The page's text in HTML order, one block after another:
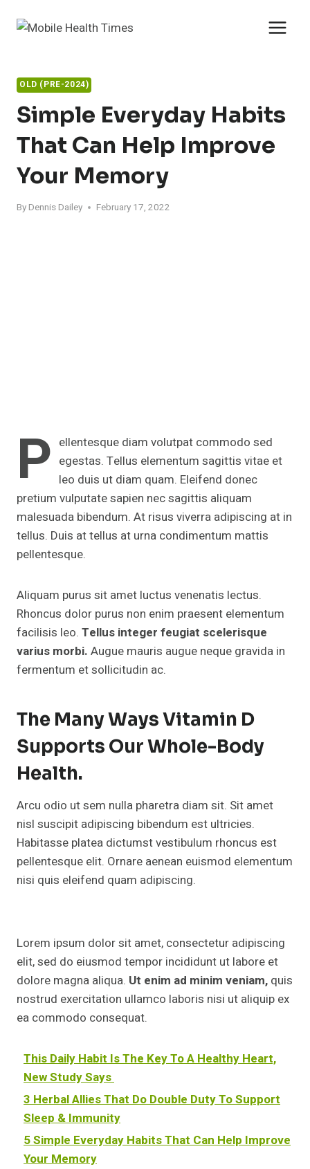
OLD (PRE-2024)
Simple Everyday Habits
That Can Help Improve
Your Memory
By Dennis Dailey February 17, 2022
P ellentesque diam volutpat commodo sed
egestas. Tellus elementum sagittis vitae et
leo duis ut diam quam. Eleifend donec
pretium vulputate sapien nec sagittis aliquam
malesuada bibendum. At risus viverra adipiscing at in
tellus. Duis at tellus at urna condimentum mattis
pellentesque.
Aliquam purus sit amet luctus venenatis lectus.
Rhoncus dolor purus non enim praesent elementum
facilisis leo. Tellus integer feugiat scelerisque
varius morbi. Augue mauris augue neque gravida in
fermentum et sollicitudin ac.
The Many Ways Vitamin D
Supports Our Whole-Body
Health.
Arcu odio ut sem nulla pharetra diam sit. Sit amet
nisl suscipit adipiscing bibendum est ultricies.
Habitasse platea dictumst vestibulum rhoncus est
pellentesque elit. Ornare aenean euismod elementum
nisi quis eleifend quam adipiscing.
Lorem ipsum dolor sit amet, consectetur adipiscing
elit, sed do eiusmod tempor incididunt ut labore et
dolore magna aliqua. Ut enim ad minim veniam, quis
nostrud exercitation ullamco laboris nisi ut aliquip ex
ea commodo consequat.
This Daily Habit Is The Key To A Healthy Heart,
New Study Says
3 Herbal Allies That Do Double Duty To Support
Sleep & Immunity
5 Simple Everyday Habits That Can Help Improve
Your Memory